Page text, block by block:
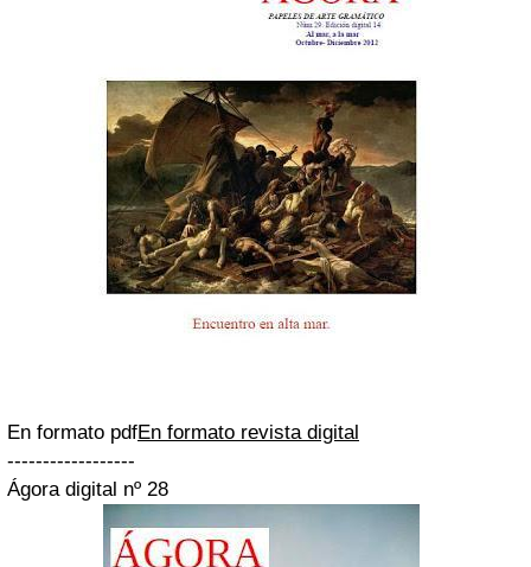
En formato pdfEn formato revista digital
------------------
Ágora digital nº 28